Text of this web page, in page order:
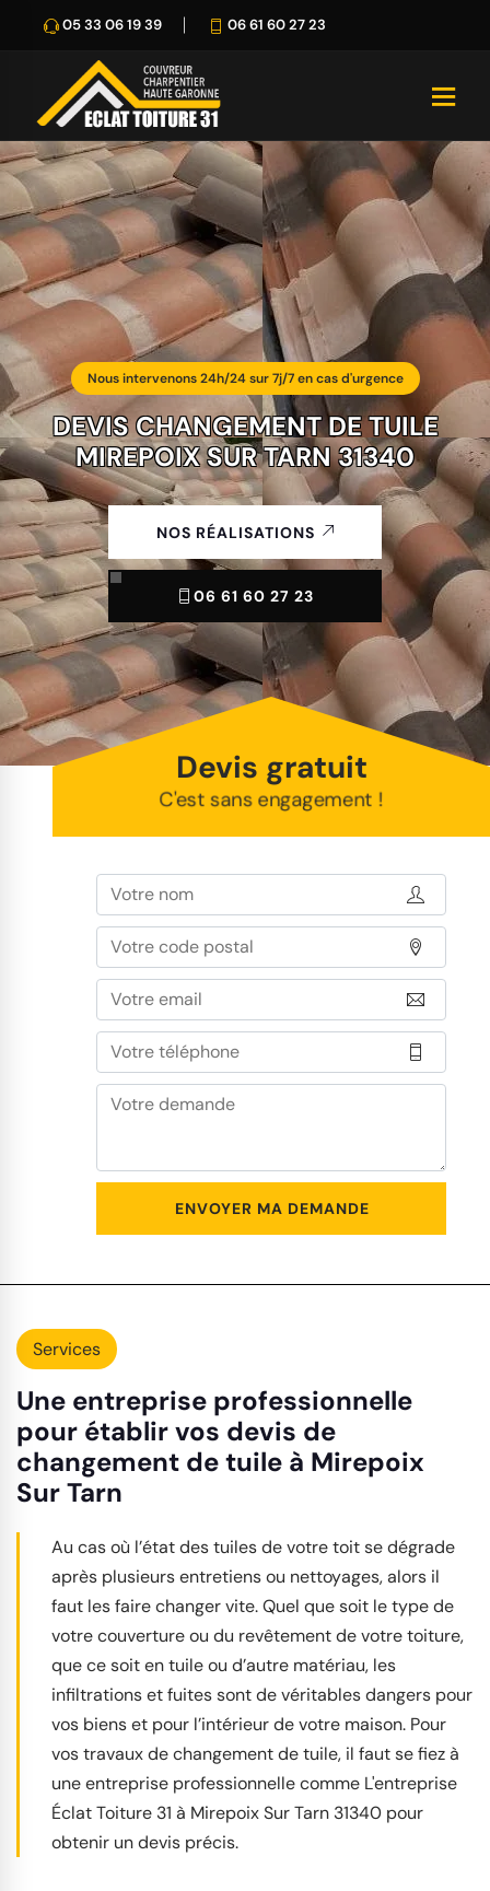
05 33 06 19 39 06 61 60 27 23
Nous intervenons 24h/24 sur 7j/7 en cas d'urgence
DEVIS CHANGEMENT DE TUILE
MIREPOIX SUR TARN 31340
NOS RÉALISATIONS
06 61 60 27 23
Devis gratuit
C'est sans engagement !
Services
Une entreprise professionnelle
pour établir vos devis de
changement de tuile à Mirepoix
Sur Tarn
Au cas où l’état des tuiles de votre toit se dégrade
après plusieurs entretiens ou nettoyages, alors il
faut les faire changer vite. Quel que soit le type de
votre couverture ou du revêtement de votre toiture,
que ce soit en tuile ou d’autre matériau, les
infiltrations et fuites sont de véritables dangers pour
vos biens et pour l’intérieur de votre maison. Pour
vos travaux de changement de tuile, il faut se fiez à
une entreprise professionnelle comme L'entreprise
Éclat Toiture 31 à Mirepoix Sur Tarn 31340 pour
obtenir un devis précis.